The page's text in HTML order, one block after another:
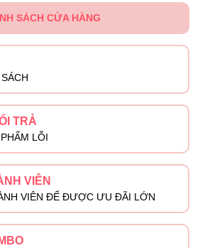
SÁCH CỬA HÀNG
TRẢ
LỖI
VIÊN
VIÊN ĐỂ ĐƯỢC ƯU ĐÃI LỚN